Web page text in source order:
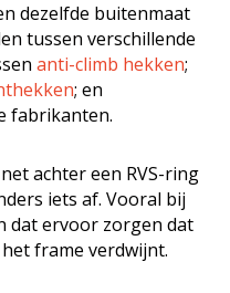
dezelfde buitenmaat
tussen verschillende
anti-climb hekken;
; en
fabrikanten.
achter een RVS-ring
iets af. Vooral bij
dat ervoor zorgen dat
frame verdwijnt.